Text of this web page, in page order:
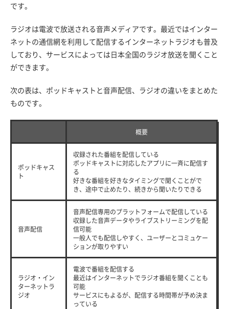
です。
ラジオは電波で放送される音声メディアです。最近ではインター
ネットの通信網を利用して配信するインターネットラジオも普及
しており、サービスによっては日本全国のラジオ放送を聞くこと
ができます。
次の表は、ポッドキャストと音声配信、ラジオの違いをまとめた
ものです。
概要
ポッドキャス
ト
収録された番組を配信している
ポッドキャストに対応したアプリに一斉に配信す
る
好きな番組を好きなタイミングで聞くことがで
き、途中で止めたり、続きから聞いたりできる
音声配信
音声配信専用のプラットフォームで配信している
収録した音声データやライブストリーミングを配
信可能
一般人でも配信しやすく、ユーザーとコミュケー
ションが取りやすい
ラジオ・イン
ターネットラ
ジオ
電波で番組を配信する
最近はインターネットでラジオ番組を聞くことも
可能
サービスにもよるが、配信する時間帯が予め決ま
っている